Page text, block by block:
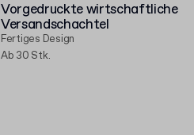
Vorgedruckte wirtschaftliche
Versandschachtel
Fertiges Design
Ab 30 Stk.